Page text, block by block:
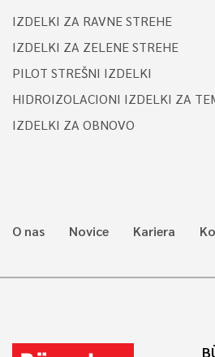
IZDELKI ZA RAVNE STREHE
IZDELKI ZA ZELENE STREHE
PILOT STREŠNI IZDELKI
HIDROIZOLACIONI IZDELKI ZA
IZDELKI ZA OBNOVO
O nas Novice Kariera